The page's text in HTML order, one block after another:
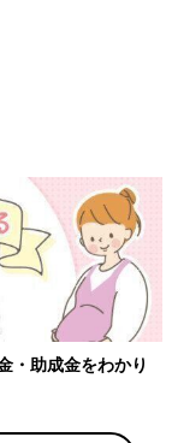
金をわかり
【ワ